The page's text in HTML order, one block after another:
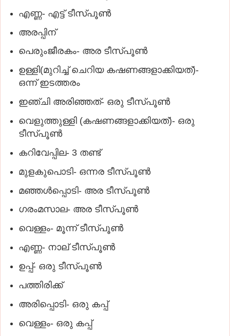
എണ്ണ- എട്ട്‌ ടീസ്‌പൂണ്‍
അരപ്പിന്‌
പെരുംജീരകം- അര ടീസ്‌പൂണ്‍
ഉള്ളി(മുറിച്ച്‌ ചെറിയ കഷണങ്ങളാക്കിയത്‌)-
ഒന്ന്‌ ഇടത്തരം
ഇഞ്ചി അരിഞ്ഞത്‌- ഒരു ടീസ്‌പൂണ്‍
വെളുത്തുള്ളി (കഷണങ്ങളാക്കിയത്‌)- ഒരു
ടീസ്‌പൂണ്‍
കറിവേപ്പില- 3 തണ്ട്‌
മുളകുപൊടി- ഒന്നര ടീസ്‌പൂണ്‍
മഞ്ഞള്‍പ്പൊടി- അര ടീസ്‌പൂണ്‍
ഗരംമസാല- അര ടീസ്‌പൂണ്‍
വെള്ളം- മൂന്ന്‌ ടീസ്‌പൂണ്‍
എണ്ണ- നാല്‌ ടീസ്‌പൂണ്‍
ഉപ്പ്‌- ഒരു ടീസ്‌പൂണ്‍
പത്തിരിക്ക്‌
അരിപ്പൊടി- ഒരു കപ്പ്‌
വെള്ളം- ഒരു കപ്പ്‌